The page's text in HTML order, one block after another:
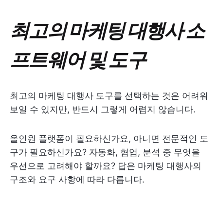
최고의 마케팅 대행사 소
프트웨어 및 도구
최고의 마케팅 대행사 도구를 선택하는 것은 어려워
보일 수 있지만, 반드시 그렇게 어렵지 않습니다.
올인원 플랫폼이 필요하신가요, 아니면 전문적인 도
구가 필요하신가요? 자동화, 협업, 분석 중 무엇을
우선으로 고려해야 할까요? 답은 마케팅 대행사의
구조와 요구 사항에 따라 다릅니다.